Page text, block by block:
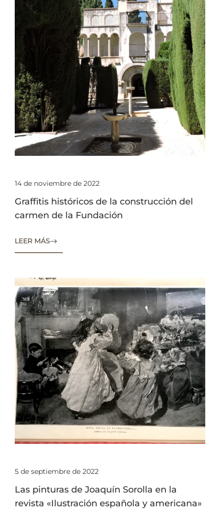
14 de noviembre de 2022
Graffitis históricos de la construcción del
carmen de la Fundación
LEER MÁS
5 de septiembre de 2022
Las pinturas de Joaquín Sorolla en la
revista «Ilustración española y americana»